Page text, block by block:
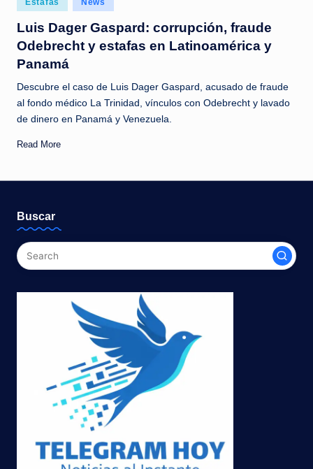
c
i
a
a
l
i
t
a
n
in
Estafas News
Luis Dager Gaspard: corrupción, fraude
Odebrecht y estafas en Latinoamérica y
Panamá
Descubre el caso de Luis Dager Gaspard, acusado de fraude
al fondo médico La Trinidad, vínculos con Odebrecht y lavado
de dinero en Panamá y Venezuela.
Read More
Buscar